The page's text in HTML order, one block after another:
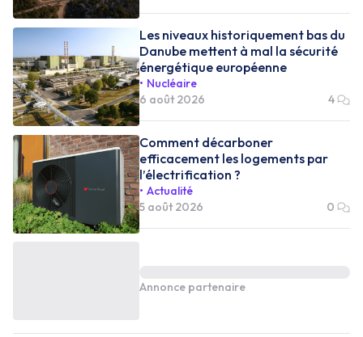
Les niveaux historiquement bas du
Danube mettent à mal la sécurité
énergétique européenne
Nucléaire
6 août 2026
4
Comment décarboner
efficacement les logements par
l’électrification ?
Actualité
5 août 2026
0
Annonce partenaire